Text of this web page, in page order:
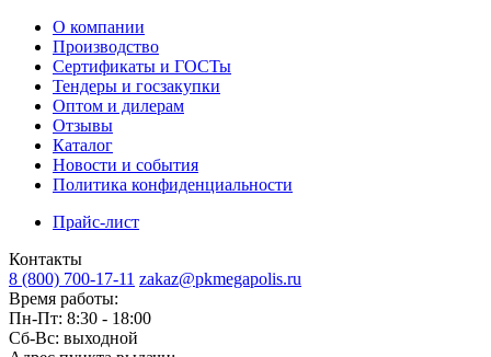
О компании
Производство
Сертификаты и ГОСТы
Тендеры и госзакупки
Оптом и дилерам
Отзывы
Каталог
Новости и события
Политика конфиденциальности
Прайс-лист
Контакты
8 (800) 700-17-11 zakaz@pkmegapolis.ru
Время работы:
Пн-Пт: 8:30 - 18:00
Сб-Вс: выходной